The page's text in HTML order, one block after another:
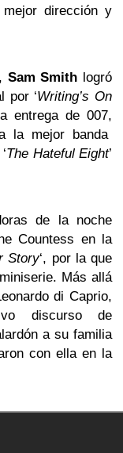
dirección y
Sam Smith logró
por ‘Writing’s On
entrega de 007,
la mejor banda
The Hateful Eight’
de la noche
Countess en la
Story‘, por la que
Más allá
di Caprio,
discurso de
a su familia
con ella en la